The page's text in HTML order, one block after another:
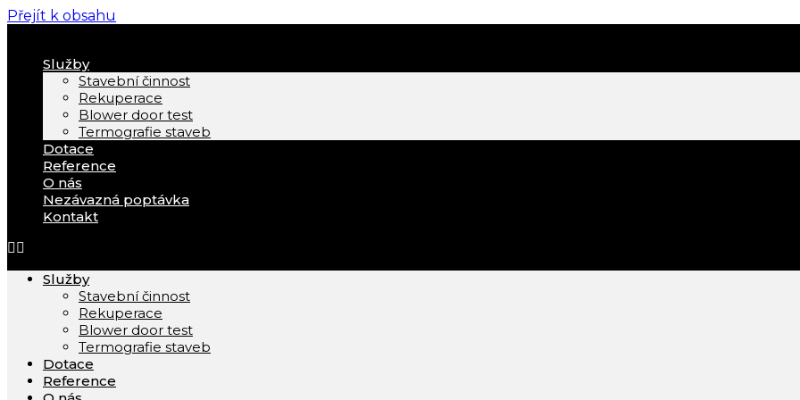
Přejít k obsahu
Služby
Stavební činnost
Rekuperace
Blower door test
Termografie staveb
Dotace
Reference
O nás
Nezávazná poptávka
Kontakt
Služby
Stavební činnost
Rekuperace
Blower door test
Termografie staveb
Dotace
Reference